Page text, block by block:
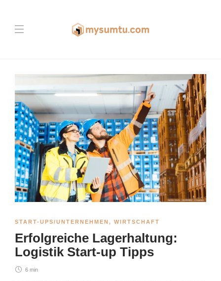
START-UPS/UNTERNEHMEN, WIRTSCHAFT
Erfolgreiche Lagerhaltung:
Logistik Start-up Tipps
6 min